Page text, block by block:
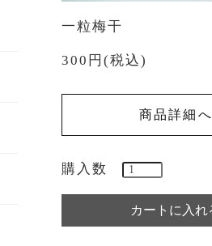
一粒梅干
300円(税込)
商品詳細へ
購入数